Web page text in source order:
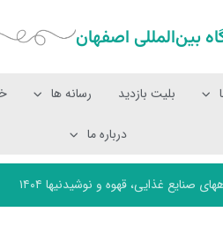
بین‌المللی‌ اصفهان
بلیت بازدید رسانه ها
درباره ما
صنایع غذایی، قهوه و نوشیدنیها ۱۴۰۴